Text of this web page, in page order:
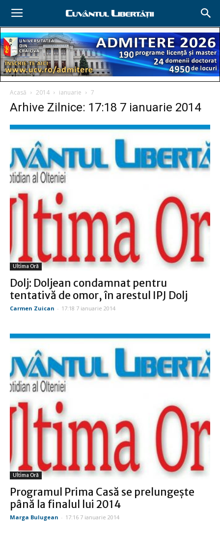
Acasă 2014 ianuarie 7
Arhive Zilnice: 17:18 7 ianuarie 2014
Ultima Oră
Dolj: Doljean condamnat pentru
tentativă de omor, în arestul IPJ Dolj
Carmen Zuican - 17:18 7 ianuarie 2014
Ultima Oră
Programul Prima Casă se prelungeşte
până la finalul lui 2014
Marga Bulugean - 17:16 7 ianuarie 2014